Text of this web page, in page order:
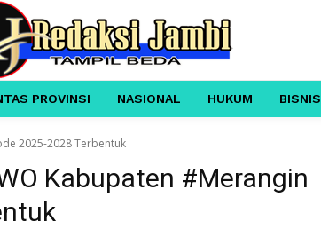
PROVINSI NASIONAL HUKUM BISNIS
2025-2028 Terbentuk
Kabupaten #Merangin